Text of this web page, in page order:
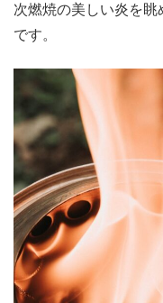
次燃焼の美しい炎を
です。